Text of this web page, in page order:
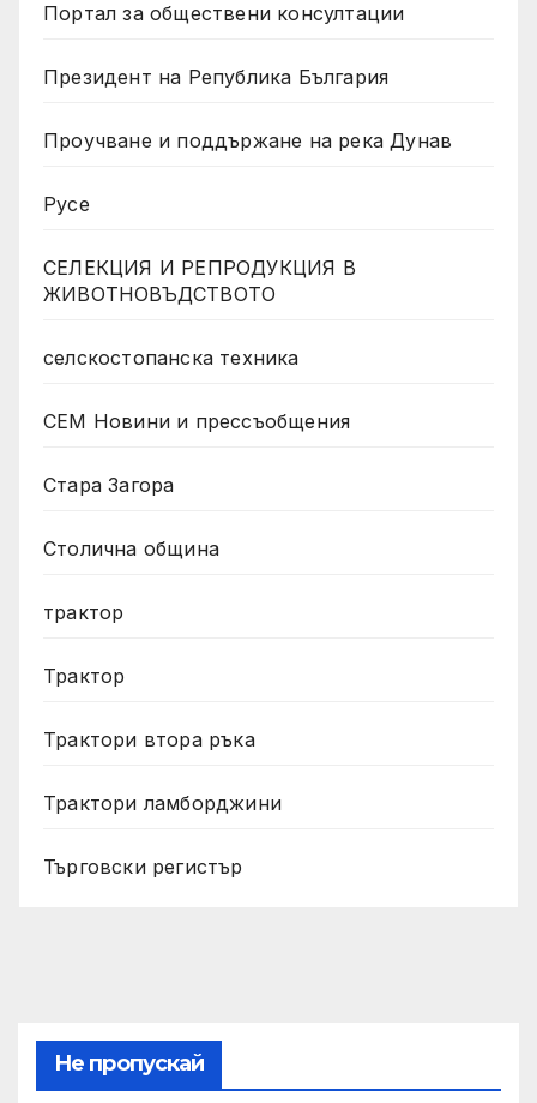
Портал за обществени консултации
Президент на Република България
Проучване и поддържане на река Дунав
Русе
СЕЛЕКЦИЯ И РЕПРОДУКЦИЯ В
ЖИВОТНОВЪДСТВОТО
селскостопанска техника
СЕМ Новини и прессъобщения
Стара Загора
Столична община
трактор
Трактор
Трактори втора ръка
Трактори ламборджини
Търговски регистър
Не пропускай